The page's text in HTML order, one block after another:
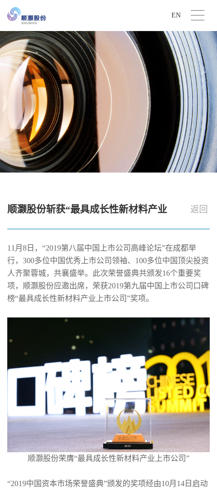
EN
顺灏股份斩获“最具成长性新材料产业
返回
11月8日，“2019第八届中国上市公司高峰论坛”在成都举
行，300多位中国优秀上市公司领袖、100多位中国顶尖投资
人齐聚蓉城，共襄盛举。此次荣誉盛典共颁发16个重要奖
项，顺灏股份应邀出席，荣获2019第九届中国上市公司口碑
榜“最具成长性新材料产业上市公司”奖项。
顺灏股份荣膺“最具成长性新材料产业上市公司”
“2019中国资本市场荣誉盛典”颁发的奖项经由10月14日启动